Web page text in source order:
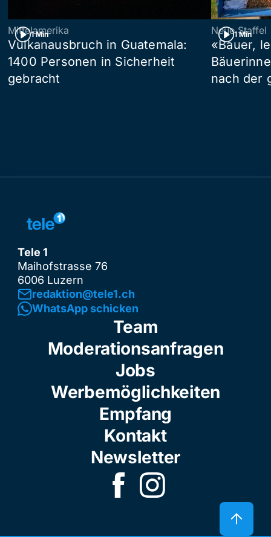
1 Min
Mittelamerika
Vulkanausbruch in Guatemala:
1400 Personen in Sicherheit
gebracht
1 Min
Neue Staffel
«Bauer,
nach der
Tele 1
Maihofstrasse 76
6006 Luzern
redaktion@tele1.ch
WhatsApp schicken
Team
Moderationsanfragen
Jobs
Werbemöglichkeiten
Empfang
Kontakt
Newsletter